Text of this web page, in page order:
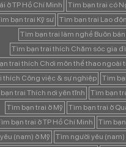
ở TP Hồ Chí Minh
Tìm bạn trai có
bạn trai Kỹ sư
Tìm bạn trai Lao
Tìm bạn trai làm nghề Buôn bán
Tìm bạn trai thích Chăm sóc gia
trai thích Chơi môn thể thao ngoài
thích Công việc & sự nghiệp
Tìm
trai Thích nơi yên tĩnh
Tìm bạn
Tìm bạn trai ở Mỹ
Tìm bạn trai ở
bạn trai ở TP Hồ Chí Minh
Tìm
(nam) ở Mỹ
Tìm người yêu (nam)